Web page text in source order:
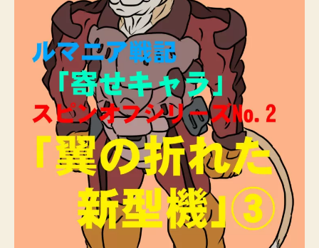
オ
フ
シ
リ
ー
ズ
No.
１
「翼
の
折
れ
た
新
型